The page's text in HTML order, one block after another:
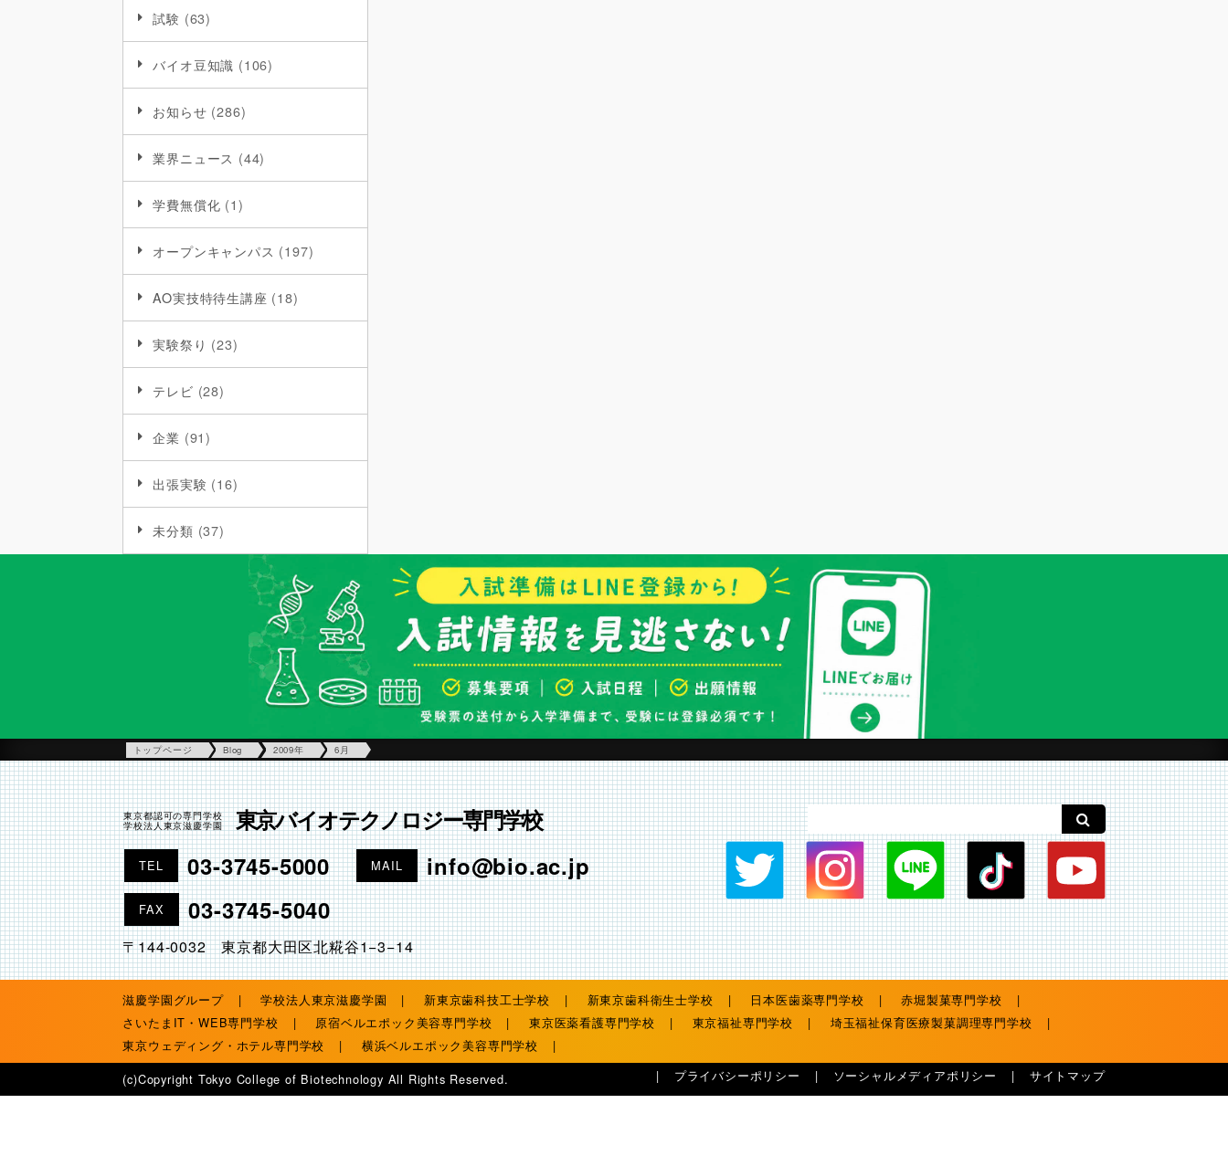
試験 (63)
バイオ豆知識 (106)
お知らせ (286)
業界ニュース (44)
学費無償化 (1)
オープンキャンパス (197)
AO実技特待生講座 (18)
実験祭り (23)
テレビ (28)
企業 (91)
出張実験 (16)
未分類 (37)
トップページ Blog 2009年 6月
東京都認可の専門学校
学校法人東京滋慶学園
東京バイオテクノロジー専門学校
TEL 03-3745-5000 MAIL info@bio.ac.jp
FAX 03-3745-5040
〒144-0032 東京都大田区北糀谷1−3−14
滋慶学園グループ 学校法人東京滋慶学園 新東京歯科技工士学校 新東京歯科衛生士学校 日本医歯薬専門学校
赤堀製菓専門学校
さいたまIT・WEB専門学校
原宿ベルエポック美容専門学校 東京医薬看護専門学校 東京福祉専門学校
埼玉福祉保育医療製菓調理専門学校
東京ウェディング・ホテル専門学校
横浜ベルエポック美容専門学校
サイトマップ
ソーシャルメディアポリシー
プライバシーポリシー
(c)Copyright Tokyo College of Biotechnology All Rights Reserved.